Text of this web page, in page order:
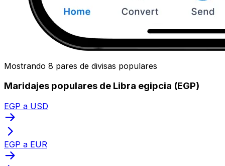
Mostrando 8 pares de divisas populares
Maridajes populares de Libra egipcia (EGP)
EGP a USD
EGP a EUR